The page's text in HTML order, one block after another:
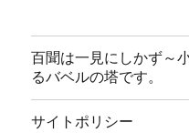
百聞は一見にしかず～
るバベルの塔です。
サイトポリシー